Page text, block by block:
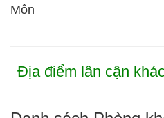
Môn
Địa điểm lân cận